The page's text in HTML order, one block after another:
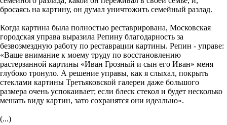
бросаясь на картину, он думал уничтожить семейный разлад.
Когда картина была полностью реставрирована, Московская
городская управа выразила Репину благодарность за
безвозмездную работу по реставрации картины. Репин - управе:
«Ваше внимание к моему труду по восстановлению
растерзанной картины «Иван Грозный и сын его Иван» меня
глубоко тронуло. А решение управы, как я слыхал, покрыть
стеклами картины Третьяковской галереи даже большого
размера очень успокаивает; если блеск стекол и будет несколько
мешать виду картин, зато сохранятся они идеально».
(...)